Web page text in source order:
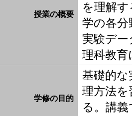
授業の概要
を理解
学の各
実験デ
理科教
学修の目的
基礎的
理方法
る。講